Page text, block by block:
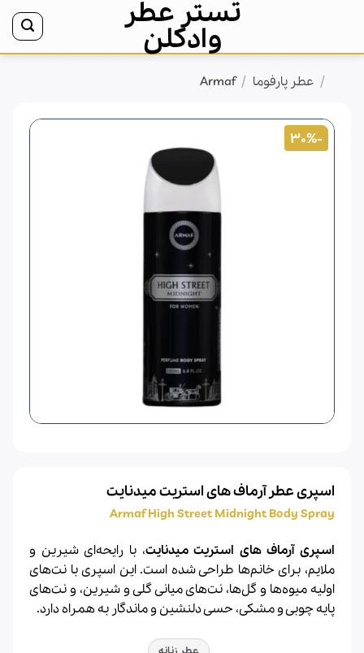
content
تستر عطر
وادکلن
/ عطر پارفوما /
Armaf
-30%
اسپری عطر آرماف های استریت میدنایت
Armaf High Street Midnight Body Spray
اسپری آرماف های استریت میدنایت، با رایحه‌ای شیرین و
ملایم، برای خانم‌ها طراحی شده است. این اسپری با نت‌های
اولیه میوه‌ها و گل‌ها، نت‌های میانی گلی و شیرین، و نت‌های
پایه چوبی و مشکی، حسی دلنشین و ماندگار به همراه دارد.